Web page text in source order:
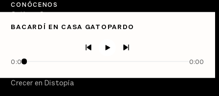
BACARDÍ EN CASA GATOPARDO
0:00 0:00
CONÓCENOS
Quiénes Somos
Directorio
Semanario Gatopardo
Crecer en Distopía